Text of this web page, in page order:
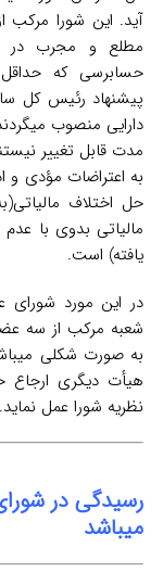
مطلع و مجرب در
حسابرسی که
پیشنهاد رئیس کل
دارایی منصوب
مدت قابل تغییر
به اعتراضات مؤدی و
حل اختلاف
مالیاتی بدوی با
یافته) است.
در این مورد شورای
شعبه مرکب از سه
به صورت شکلی
هیأت دیگری
نظریه شورا عمل نماید.
رسیدگی در
میباشد